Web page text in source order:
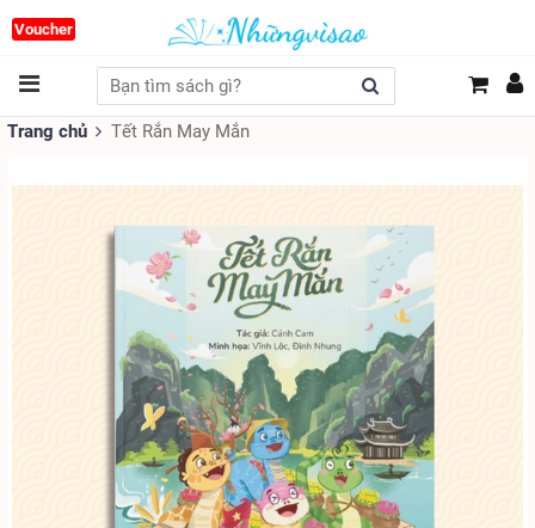
Voucher
Trang chủ Tết Rắn May Mắn